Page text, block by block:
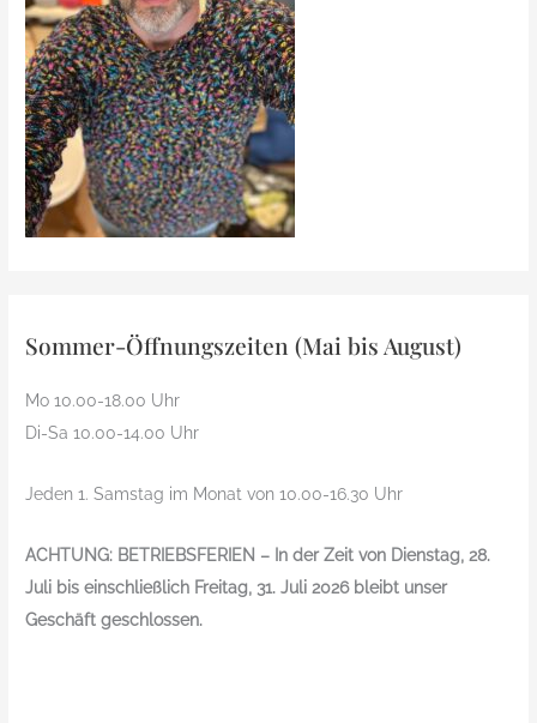
Sommer-Öffnungszeiten (Mai bis August)
Mo 10.00-18.00 Uhr
Di-Sa 10.00-14.00 Uhr
Jeden 1. Samstag im Monat von 10.00-16.30 Uhr
ACHTUNG: BETRIEBSFERIEN – In der Zeit von Dienstag, 28.
Juli bis einschließlich Freitag, 31. Juli 2026 bleibt unser
Geschäft geschlossen.